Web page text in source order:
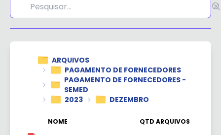
ARQUIVOS
PAGAMENTO DE FORNECEDORES
PAGAMENTO DE FORNECEDORES -
SEMED
2023
DEZEMBRO
NOME QTD ARQUIVOS